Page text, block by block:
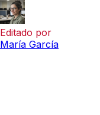
Editado por
María García